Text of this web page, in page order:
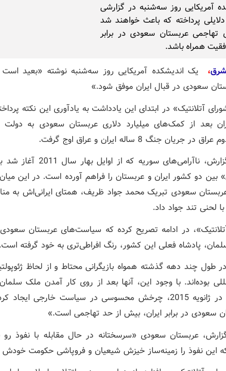
آمریکایی روز سه‌شنبه در گزارشی
پرداخته که باعث خواهند شد
عربستان سعودی در برابر
همراه باشد.
، یک اندیشکده آمریکایی روز سه‌شنبه نوشته «بعید
سعودی در قبال ایران موفق شود.»
آتلانتیک» در ابتدای این یادداشت به یادآوری این نکته
بعد از کمک‌های میلیارد دلاری عربستان سعودی به
جریان جنگ 8 ساله ایران و عراق اوج گرفت.
مطابق این گزارش، ناآرامی‌های
بین دو کشور ایران و عربستان را فراهم آورده است. در این
سعودی تبریک محمد جواد ظریف، همتای ایرانی‌اش به
لحنی تند جواد داد.
در ادامه تصریح کرده که سیاست‌های عربستان
پادشاه فعلی این کشور، رنگ افراطی‌تری به خود گرفته است.
طول چند دهه گذشته همواه بازیگرانی محتاط و از لحاظ
بوده‌اند. با وجود این، آنها بعد از روی کار آمدن ملک
ملک عبدالله در ژانویه 2015، چرخش محسوسی در سیاست خارجی
سعودی در برابر ایران، بیش از حد تهاجمی است.»
عربستان سعودی «سرسختانه در حال مقابله با نفوذ
این نفوذ را زمینه‌ساز خیزش شیعیان و فروپاشی حکومت خودش